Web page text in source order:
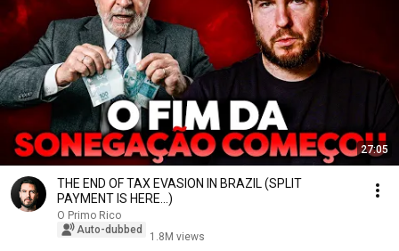
27:05
THE END OF TAX EVASION IN BRAZIL (SPLIT
PAYMENT IS HERE...)
O Primo Rico
Auto-dubbed
1.8M views